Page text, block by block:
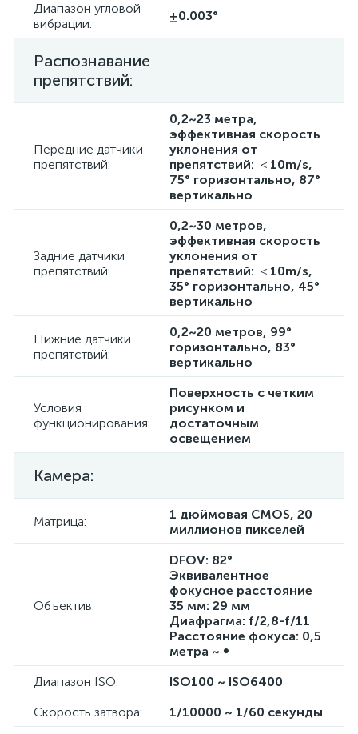
Диапазон угловой
вибрации:
±0.003°
Распознавание
препятствий:
Передние датчики
препятствий:
0,2~23 метра,
эффективная скорость
уклонения от
препятствий: ＜10m/s,
75° горизонтально, 87°
вертикально
Задние датчики
препятствий:
0,2~30 метров,
эффективная скорость
уклонения от
препятствий: ＜10m/s,
35° горизонтально, 45°
вертикально
Нижние датчики
препятствий:
0,2~20 метров, 99°
горизонтально, 83°
вертикально
Условия
функционирования:
Поверхность с четким
рисунком и
достаточным
освещением
Камера:
Матрица:
1 дюймовая CMOS, 20
миллионов пикселей
Объектив:
DFOV: 82°
Эквивалентное
фокусное расстояние
35 мм: 29 мм
Диафрагма: f/2,8-f/11
Расстояние фокуса: 0,5
метра ~ ∞
Диапазон ISO:
ISO100 ~ ISO6400
Скорость затвора:
1/10000 ~ 1/60 секунды